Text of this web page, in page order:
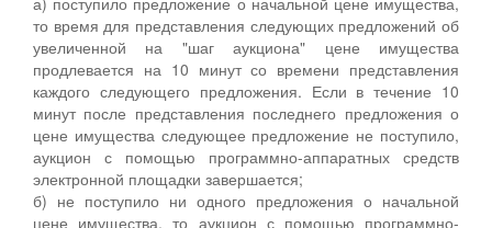
то время для представления следующих предложений об
увеличенной на "шаг аукциона" цене имущества
продлевается на 10 минут со времени представления
каждого следующего предложения. Если в течение 10
минут после представления последнего предложения о
цене имущества следующее предложение не поступило,
аукцион с помощью программно-аппаратных средств
электронной площадки завершается;
б) не поступило ни одного предложения о начальной
цене имущества, то аукцион с помощью программно-